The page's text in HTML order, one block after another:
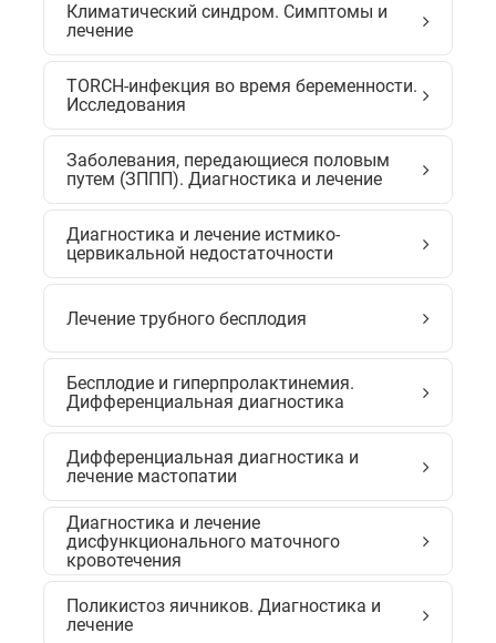
Климатический синдром. Симптомы и
лечение
TORCH-инфекция во время беременности.
Исследования
Заболевания, передающиеся половым
путем (ЗППП). Диагностика и лечение
Диагностика и лечение истмико-
цервикальной недостаточности
Лечение трубного бесплодия
Бесплодие и гиперпролактинемия.
Дифференциальная диагностика
Дифференциальная диагностика и
лечение мастопатии
Диагностика и лечение
дисфункционального маточного
кровотечения
Поликистоз яичников. Диагностика и
лечение